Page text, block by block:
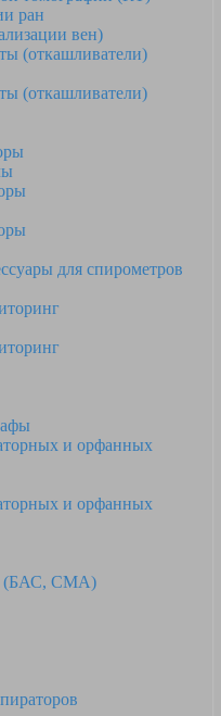
ран
вен)
(откашливатели)
(откашливатели)
для спирометров
и орфанных
и орфанных
(БАС, СМА)